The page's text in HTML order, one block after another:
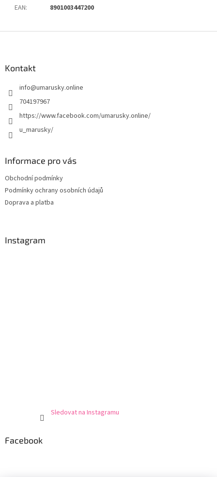
EAN: 8901003447200
Kontakt
info@umarusky.online
704197967
https://www.facebook.com/umarusky.online/
u_marusky/
Informace pro vás
Obchodní podmínky
Podmínky ochrany osobních údajů
Doprava a platba
Instagram
Sledovat na Instagramu
Facebook